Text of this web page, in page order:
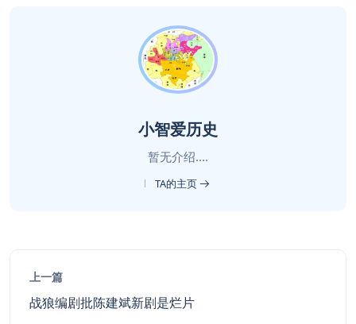
小智爱历史
暂无介绍....
TA的主页
上一篇
战狼编剧批陈建斌新剧是烂片